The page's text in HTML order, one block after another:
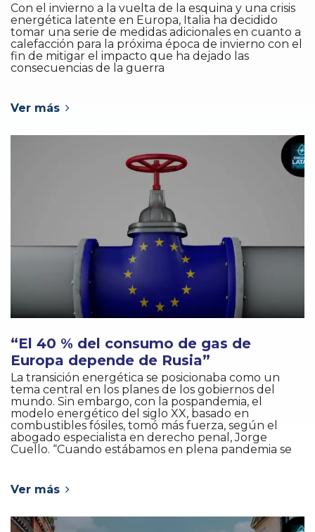
Con el invierno a la vuelta de la esquina y una crisis
energética latente en Europa, Italia ha decidido
tomar una serie de medidas adicionales en cuanto a
calefacción para la próxima época de invierno con el
fin de mitigar el impacto que ha dejado las
consecuencias de la guerra
Ver más
“El 40 % del consumo de gas de
Europa depende de Rusia”
La transición energética se posicionaba como un
tema central en los planes de los gobiernos del
mundo. Sin embargo, con la pospandemia, el
modelo energético del siglo XX, basado en
combustibles fósiles, tomó más fuerza, según el
abogado especialista en derecho penal, Jorge
Cuello. “Cuando estábamos en plena pandemia se
Ver más